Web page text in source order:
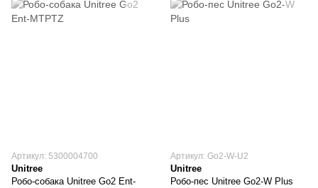
Артикул: 5300004700
Unitree
Робо-собака Unitree Go2 Ent-
Артикул: Go2-W-U2
Unitree
Робо-пес Unitree Go2-W Plus